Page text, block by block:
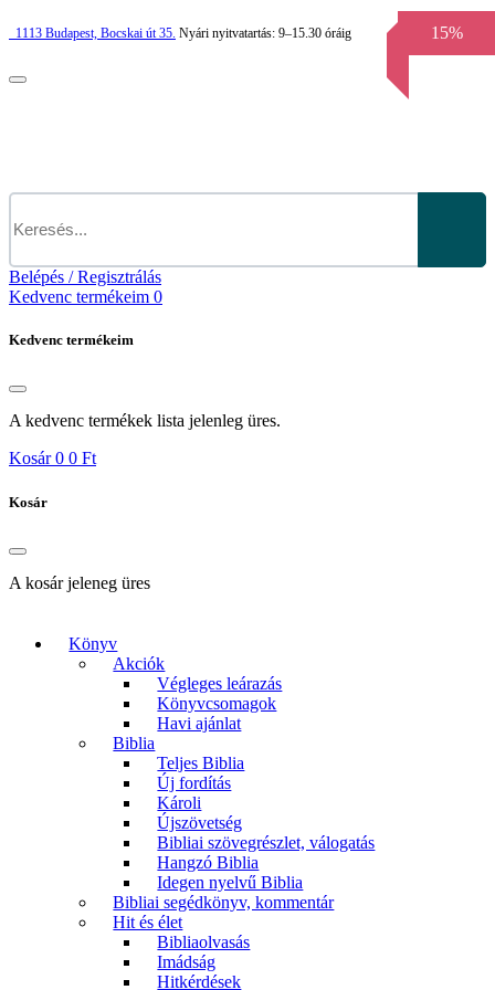
1113 Budapest, Bocskai út 35. Nyári nyitvatartás: 9–15.30 óráig
Belépés / Regisztrálás
Kedvenc termékeim 0
Kedvenc termékeim
A kedvenc termékek lista jelenleg üres.
Kosár 0 0 Ft
Kosár
A kosár jeleneg üres
Könyv
Akciók
Végleges leárazás
Könyvcsomagok
Havi ajánlat
Biblia
Teljes Biblia
Új fordítás
Károli
Újszövetség
Bibliai szövegrészlet, válogatás
Hangzó Biblia
Idegen nyelvű Biblia
Bibliai segédkönyv, kommentár
Hit és élet
Bibliaolvasás
Imádság
Hitkérdések
15%